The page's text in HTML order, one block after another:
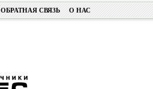
ОБРАТНАЯ СВЯЗЬ О НАС